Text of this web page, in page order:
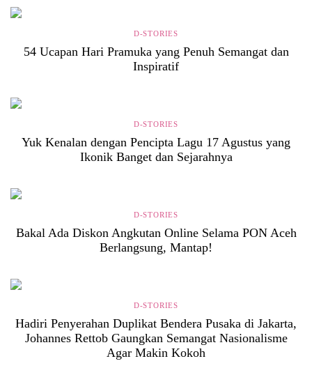
D-STORIES
54 Ucapan Hari Pramuka yang Penuh Semangat dan
Inspiratif
D-STORIES
Yuk Kenalan dengan Pencipta Lagu 17 Agustus yang
Ikonik Banget dan Sejarahnya
D-STORIES
Bakal Ada Diskon Angkutan Online Selama PON Aceh
Berlangsung, Mantap!
D-STORIES
Hadiri Penyerahan Duplikat Bendera Pusaka di Jakarta,
Johannes Rettob Gaungkan Semangat Nasionalisme
Agar Makin Kokoh